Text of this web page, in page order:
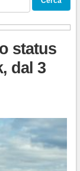
status
dal 3